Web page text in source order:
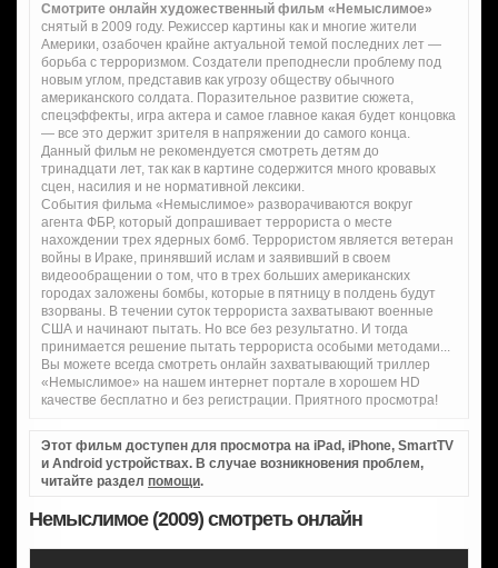
Смотрите онлайн художественный фильм «Немыслимое»
снятый в 2009 году. Режиссер картины как и многие жители
Америки, озабочен крайне актуальной темой последних лет —
борьба с терроризмом. Создатели преподнесли проблему под
новым углом, представив как угрозу обществу обычного
американского солдата. Поразительное развитие сюжета,
спецэффекты, игра актера и самое главное какая будет концовка
— все это держит зрителя в напряжении до самого конца.
Данный фильм не рекомендуется смотреть детям до
тринадцати лет, так как в картине содержится много кровавых
сцен, насилия и не нормативной лексики.
События фильма «Немыслимое» разворачиваются вокруг
агента ФБР, который допрашивает террориста о месте
нахождении трех ядерных бомб. Террористом является ветеран
войны в Ираке, принявший ислам и заявивший в своем
видеообращении о том, что в трех больших американских
городах заложены бомбы, которые в пятницу в полдень будут
взорваны. В течении суток террориста захватывают военные
США и начинают пытать. Но все без результатно. И тогда
принимается решение пытать террориста особыми методами...
Вы можете всегда смотреть онлайн захватывающий триллер
«Немыслимое» на нашем интернет портале в хорошем HD
качестве бесплатно и без регистрации. Приятного просмотра!
Этот фильм доступен для просмотра на iPad, iPhone, SmartTV
и Android устройствах. В случае возникновения проблем,
читайте раздел помощи.
Немыслимое (2009) смотреть онлайн